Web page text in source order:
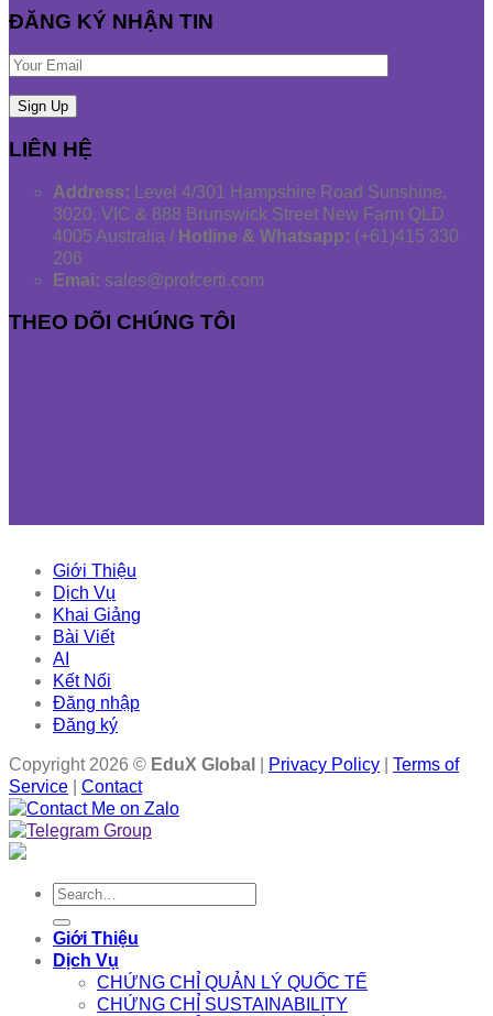
ĐĂNG KÝ NHẬN TIN
LIÊN HỆ
Address: Level 4/301 Hampshire Road Sunshine,
3020, VIC & 888 Brunswick Street New Farm QLD
4005 Australia / Hotline & Whatsapp: (+61)415 330
206
Emai: sales@profcerti.com
THEO DÕI CHÚNG TÔI
Giới Thiệu
Dịch Vụ
Khai Giảng
Bài Viết
AI
Kết Nối
Đăng nhập
Đăng ký
Copyright 2026 © EduX Global Privacy Policy
Terms of
Service
Contact
Search
Giới Thiệu
Dịch Vụ
CHỨNG CHỈ QUẢN LÝ QUỐC TẾ
CHỨNG CHỈ SUSTAINABILITY